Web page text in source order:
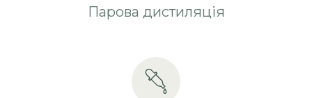
Парова дистиляція